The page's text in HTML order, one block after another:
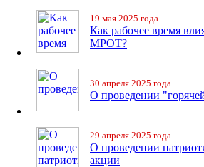
19 мая 2025 года
Как рабочее время
МРОТ?
30 апреля 2025 года
О проведении
29 апреля 2025 года
О проведении
акции